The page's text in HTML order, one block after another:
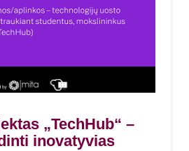
„TechHub“ –
inovatyvias